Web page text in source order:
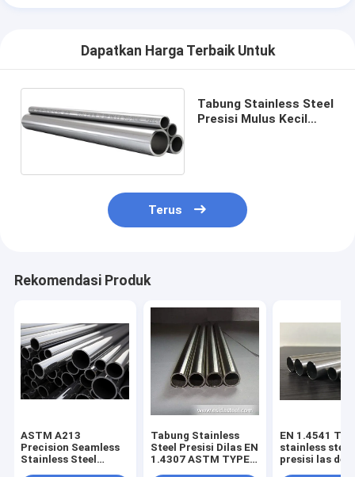
Dapatkan Harga Terbaik Untuk
Tabung Stainless Steel
Presisi Mulus Kecil
Terus
Rekomendasi Produk
ASTM A213
Precision Seamless
Stainless Steel
Tabung Stainless
Steel Presisi Dilas EN
1.4307 ASTM TYPE
EN 1.4541
stainless steel
presisi las